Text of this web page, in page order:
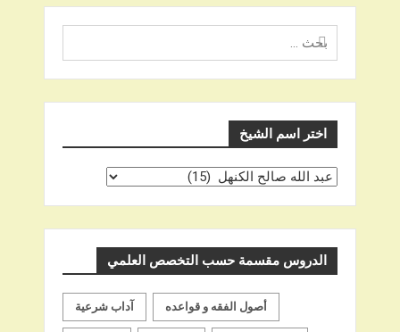
البحث
عن
اختر اسم الشيخ
اختر
الدروس مقسمة حسب التخصص العلمي
آداب شرعية أصول الفقه و قواعده